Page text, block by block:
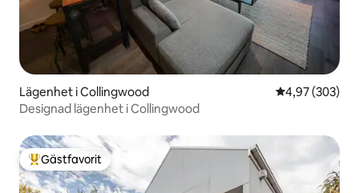
Lägenhet i Collingwood 4,97 av 5 i
4,97 (303)
Designad lägenhet i Collingwood
Populär gästfavorit
Gästfavorit